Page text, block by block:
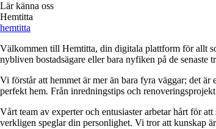
Lär känna oss
Hemtitta
hemtitta
Välkommen till Hemtitta, din digitala plattform för allt
nybliven bostadsägare eller bara nyfiken på de senaste
Vi förstår att hemmet är mer än bara fyra väggar; det
perfekt hem. Från inredningstips och
Vårt team av experter och entusiaster arbetar hårt för
verkligen speglar din personlighet. Vi tror att kunskap